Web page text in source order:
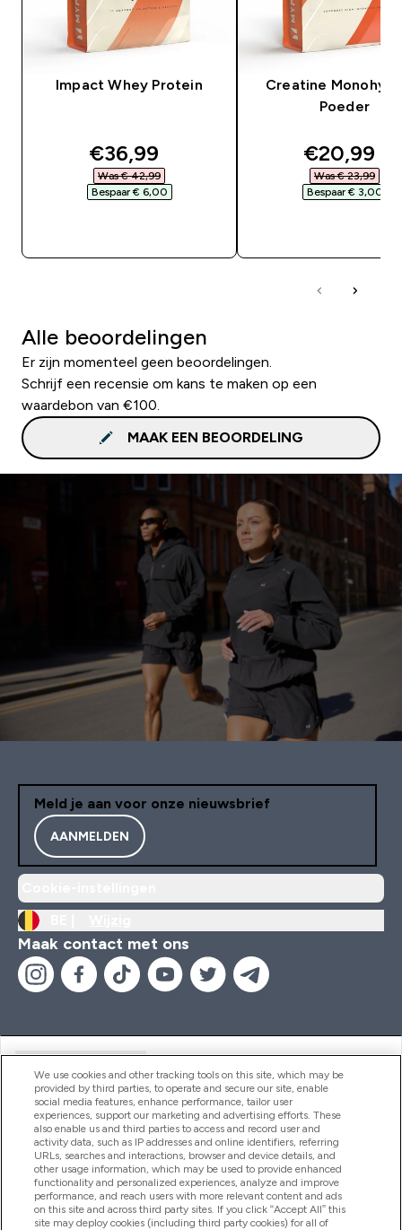
Impact Whey Protein
discounted price
€36,99‎
Was € 42,99‎
Bespaar € 6,00‎
Creatine
Poeder
€20,99‎
Was € 23,99‎
Bespaar € 3,00‎
Alle beoordelingen
Er zijn momenteel geen beoordelingen.
Schrijf een recensie om kans te maken op een
waardebon van €100.
MAAK EEN BEOORDELING
Meld je aan voor onze nieuwsbrief
AANMELDEN
Maak contact met ons
Producten
Company Information
We use cookies and other tracking tools on this site, which may be
provided by third parties, to operate and secure our site, enable
social media features, enhance performance, tailor user
experiences, support our marketing and advertising efforts. These
also enable us and third parties to access and record user and
activity data, such as IP addresses and online identifiers, referring
URLs, searches and interactions, browser and device details, and
other usage information, which may be used to provide enhanced
functionality and personalized experiences, analyze and improve
performance, and reach users with more relevant content and ads
on this site and across third party sites. If you click “Accept All” this
site may deploy cookies (including third party cookies) for all of